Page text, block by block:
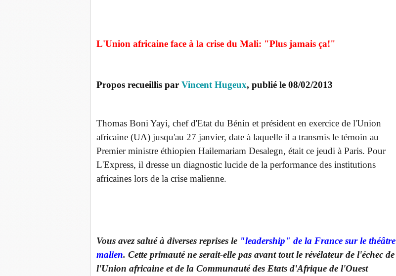
L'Union africaine face à la crise du Mali: "Plus jamais ça!"
Propos recueillis par Vincent Hugeux, publié le 08/02/2013
Thomas Boni Yayi, chef d'Etat du Bénin et président en exercice de l'Union
africaine (UA) jusqu'au 27 janvier, date à laquelle il a transmis le témoin au
Premier ministre éthiopien Hailemariam Desalegn, était ce jeudi à Paris. Pour
L'Express, il dresse un diagnostic lucide de la performance des institutions
africaines lors de la crise malienne.
Vous avez salué à diverses reprises le "leadership" de la France sur le théâtre
malien. Cette primauté ne serait-elle pas avant tout le révélateur de l'échec de
l'Union africaine et de la Communauté des Etats d'Afrique de l'Ouest